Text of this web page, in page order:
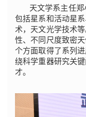
天文学系主任
包括星系和活动星
术，天文光学技术
性、不同尺度致密
个方面取得了系列
绕科学重器研究关
才。